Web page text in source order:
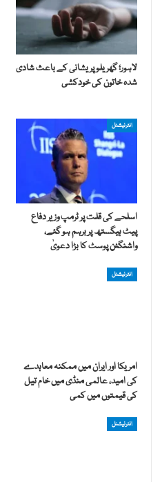
لاہور؛ گھریلو پریشانی کے باعث شادی
شدہ خاتون کی خودکشی
انٹرنیشنل
اسلحے کی قلت پر ٹرمپ وزیر دفاع
پیٹ ہیگستھ پر برہم ہو گئے،
واشنگٹن پوسٹ کا بڑا دعویٰ
انٹرنیشنل
امریکا اور ایران میں ممکنہ معاہدے
کی امید، عالمی منڈی میں خام تیل
کی قیمتوں میں کمی
انٹرنیشنل